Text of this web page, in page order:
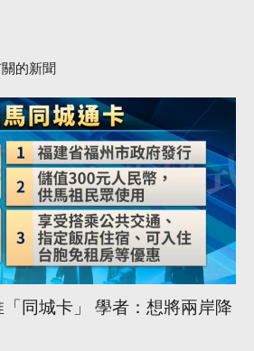
的新聞
同城卡」 學者：想將兩岸降